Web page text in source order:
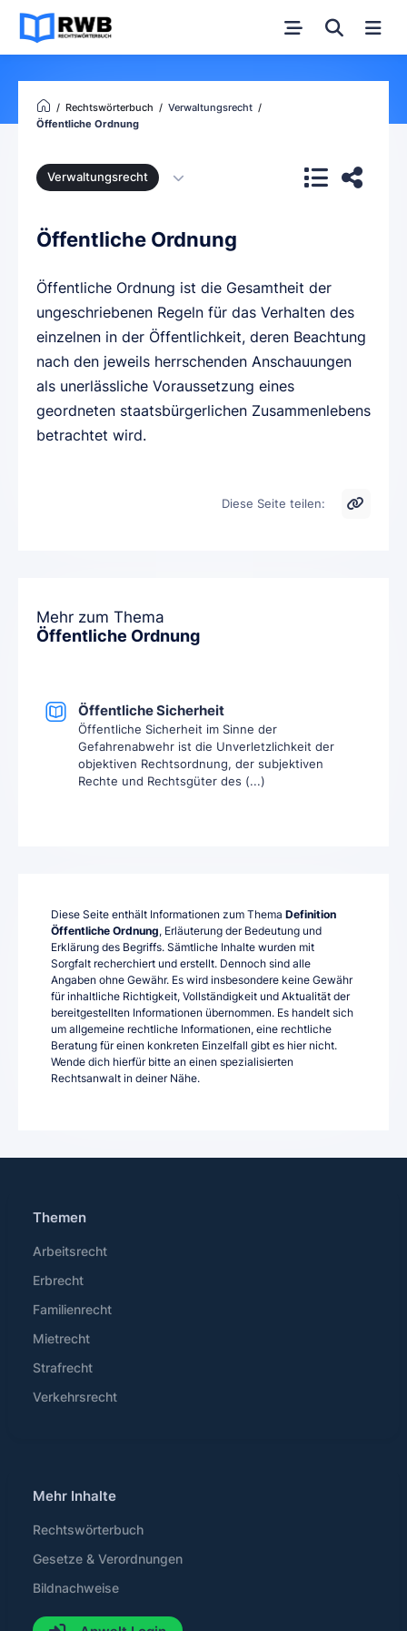
Rechtswörterbuch
Verwaltungsrecht
Öffentliche Ordnung
Verwaltungsrecht
Öffentliche Ordnung
Öffentliche Ordnung ist die Gesamtheit der
ungeschriebenen Regeln für das Verhalten des
einzelnen in der Öffentlichkeit, deren Beachtung
nach den jeweils herrschenden Anschauungen
als unerlässliche Voraussetzung eines
geordneten staatsbürgerlichen Zusammenlebens
betrachtet wird.
Diese Seite teilen:
Mehr zum Thema
Öffentliche Ordnung
Öffentliche Sicherheit
Öffentliche Sicherheit im Sinne der
Gefahrenabwehr ist die Unverletzlichkeit der
objektiven Rechtsordnung, der subjektiven
Rechte und Rechtsgüter des (...)
Diese Seite enthält Informationen zum Thema Definition
Öffentliche Ordnung, Erläuterung der Bedeutung und
Erklärung des Begriffs. Sämtliche Inhalte wurden mit
Sorgfalt recherchiert und erstellt. Dennoch sind alle
Angaben ohne Gewähr. Es wird insbesondere keine Gewähr
für inhaltliche Richtigkeit, Vollständigkeit und Aktualität der
bereitgestellten Informationen übernommen. Es handelt sich
um allgemeine rechtliche Informationen, eine rechtliche
Beratung für einen konkreten Einzelfall gibt es hier nicht.
Wende dich hierfür bitte an einen spezialisierten
Rechtsanwalt in deiner Nähe.
Themen
Arbeitsrecht
Erbrecht
Familienrecht
Mietrecht
Strafrecht
Verkehrsrecht
Mehr Inhalte
Rechtswörterbuch
Gesetze & Verordnungen
Bildnachweise